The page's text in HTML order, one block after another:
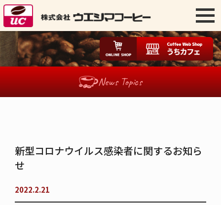
News Topics
新型コロナウイルス感染者に関するお知ら
せ
2022.2.21